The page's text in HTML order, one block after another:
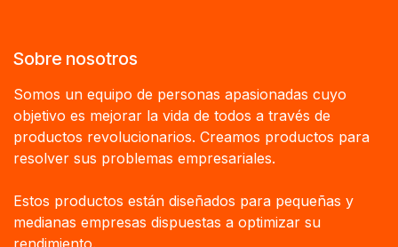
Sobre nosotros
Somos un equipo de personas apasionadas cuyo
objetivo es mejorar la vida de todos a través de
productos revolucionarios. Creamos productos para
resolver sus problemas empresariales.
Estos productos están diseñados para pequeñas y
medianas empresas dispuestas a optimizar su